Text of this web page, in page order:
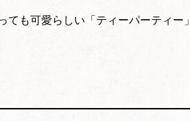
も可愛らしい「ティーパーティー